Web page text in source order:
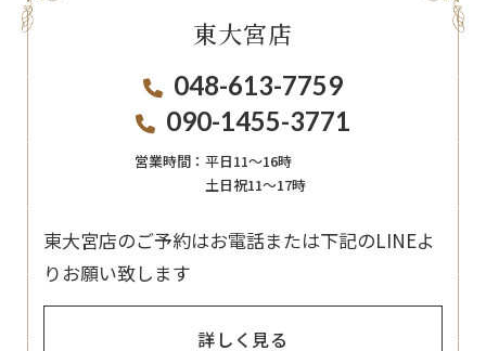
東大宮店
048-613-7759
090-1455-3771
営業時間： 平日11〜16時
土日祝11〜17時
東大宮店のご予約はお電話または下記のLINEよ
りお願い致します
詳しく見る